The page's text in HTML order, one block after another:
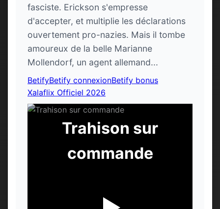
fasciste. Erickson s'empresse
d'accepter, et multiplie les déclarations
ouvertement pro-nazies. Mais il tombe
amoureux de la belle Marianne
Mollendorf, un agent allemand...
BetifyBetify connexionBetify bonus
Xalaflix Officiel 2026
Trahison sur
commande